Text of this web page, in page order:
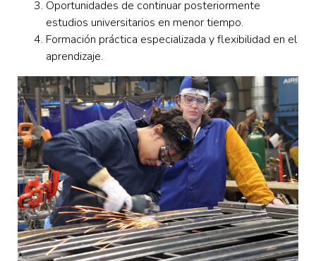
Oportunidades de continuar posteriormente
estudios universitarios en menor tiempo.
Formación práctica especializada y flexibilidad en el
aprendizaje.